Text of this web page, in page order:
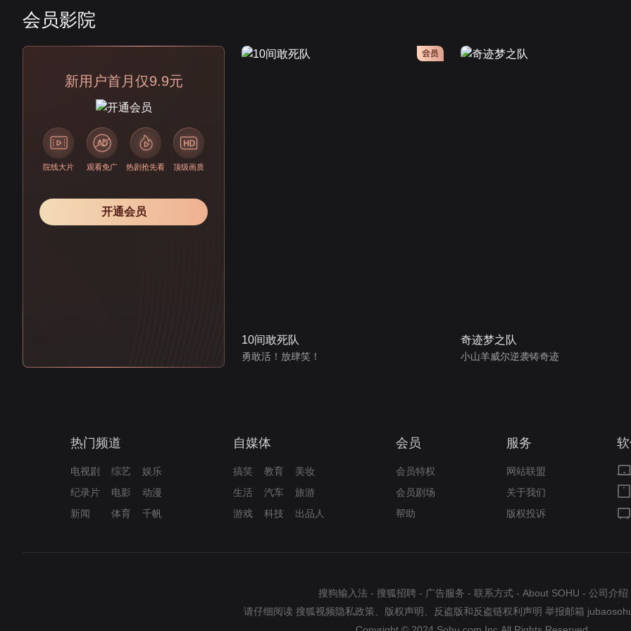
会员影院
新用户首月仅9.9元
院线大片 观看免广 热剧抢先看 顶级画质
开通会员
会员
10间敢死队
勇敢活！放肆笑！
奇迹梦之队
小山羊威尔逆袭铸奇迹
热门频道
电视剧 综艺
娱乐
纪录片
电影
动漫
新闻
体育 千帆
自媒体
搞笑 教育
美妆
生活
汽车
旅游
游戏
科技 出品人
会员
会员特权
会员剧场
帮助
服务
网站联盟
关于我们
版权投诉
搜狗输入法 - 搜狐招聘 - 广告服务 - 联系方式 - About SOHU - 公司介绍
请仔细阅读 搜狐视频隐私政策 版权声明 反盗版和反盗链权利声明 举报邮箱